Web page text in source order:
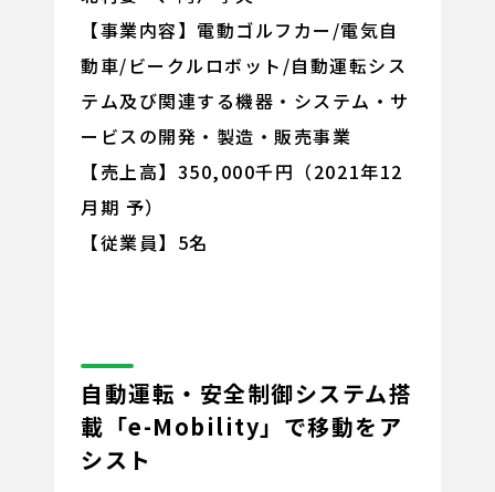
【事業内容】電動ゴルフカー/電気自
動車/ビークルロボット/自動運転シス
テム及び関連する機器・システム・サ
ービスの開発・製造・販売事業
【売上高】350,000千円（2021年12
月期 予）
【従業員】5名
自動運転・安全制御システム搭
載「e-Mobility」で移動をア
シスト